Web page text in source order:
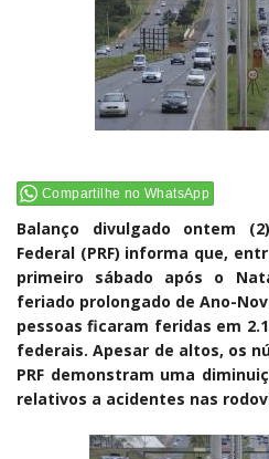
Compartilhe no WhatsApp
Balanço divulgado ontem
Federal (PRF) informa que,
primeiro sábado após o
feriado prolongado de Ano-
pessoas ficaram feridas em
federais. Apesar de altos, os
PRF demonstram uma
relativos a acidentes nas